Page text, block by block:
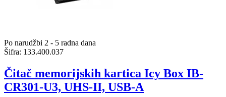
Po narudžbi 2 - 5 radna dana
Šifra: 133.400.037
Čitač memorijskih kartica Icy Box IB-
CR301-U3, UHS-II, USB-A